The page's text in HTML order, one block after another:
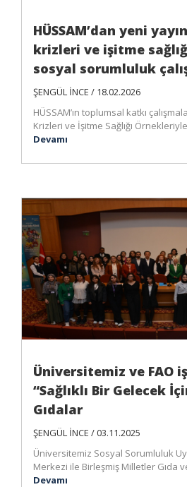
HÜSSAM’dan yeni
krizleri ve işitme
sosyal sorumluluk
ŞENGÜL İNCE / 18.02.2026
HÜSSAM’ın toplumsal katkı
Krizleri ve İşitme Sağlığı
Devamı
Üniversitemiz ve FAO
“Sağlıklı Bir Gelecek
Gıdalar
ŞENGÜL İNCE / 03.11.2025
Üniversitemiz Sosyal Sorumluluk
Merkezi ile Birleşmiş Milletler Gıda
Devamı